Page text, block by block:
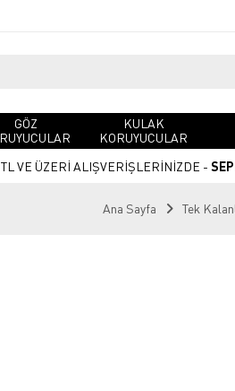
GÖZ
KULAK
KORUYUCULAR
TL VE ÜZERİ ALIŞVERİŞLERİNİZDE -
Ana Sayfa Tek